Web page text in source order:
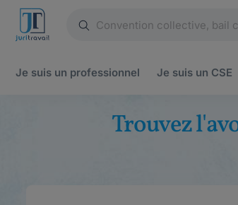
Je suis un professionnel Je suis un CSE
Trouvez